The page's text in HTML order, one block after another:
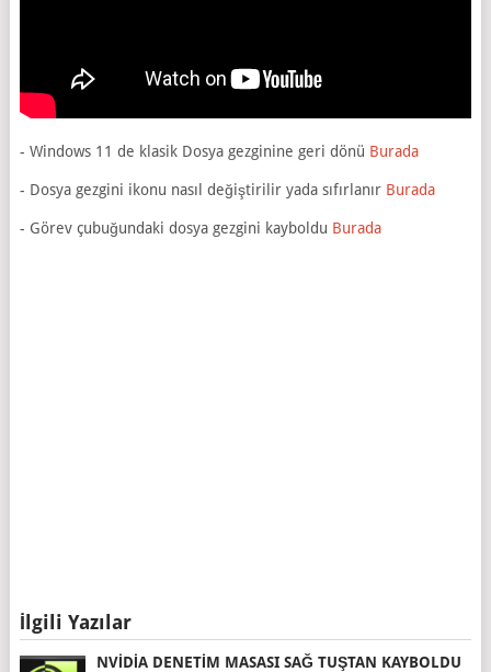
- Windows 11 de klasik Dosya gezginine geri dönü Burada
- Dosya gezgini ikonu nasıl değiştirilir yada sıfırlanır Burada
- Görev çubuğundaki dosya gezgini kayboldu Burada
İlgili Yazılar
NVIDIA DENETIM MASASI SAĞ TUŞTAN KAYBOLDU